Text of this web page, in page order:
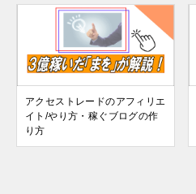
アクセストレードのアフィリエ
イト/やり方・稼ぐブログの作
り方